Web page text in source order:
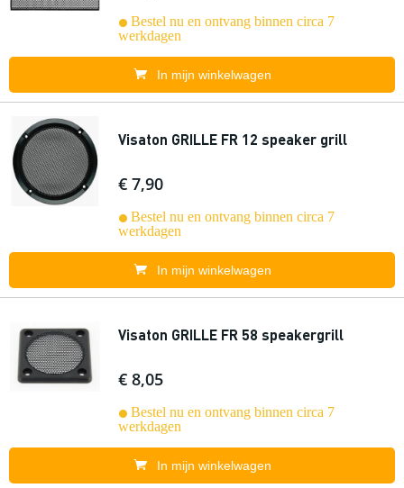
Bestel nu en ontvang binnen circa 7
werkdagen
In mijn winkelwagen
Visaton GRILLE FR 12 speaker grill
€ 7,90
Bestel nu en ontvang binnen circa 7
werkdagen
In mijn winkelwagen
Visaton GRILLE FR 58 speakergrill
€ 8,05
Bestel nu en ontvang binnen circa 7
werkdagen
In mijn winkelwagen